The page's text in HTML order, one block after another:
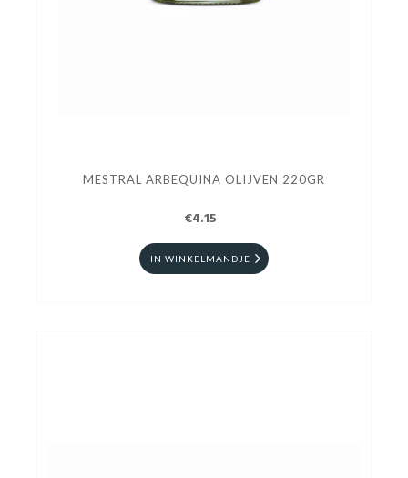
MESTRAL ARBEQUINA OLIJVEN 220GR
€4.15
IN WINKELMANDJE